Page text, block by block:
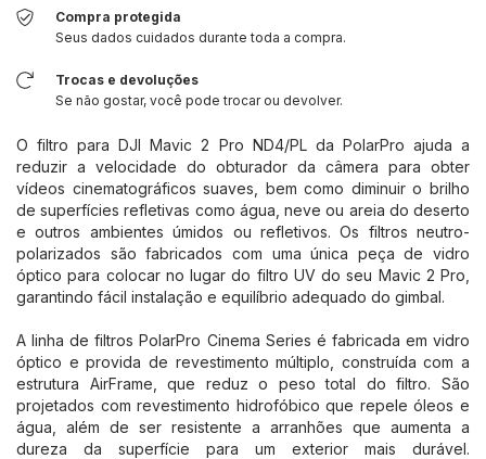
Compra protegida
Seus dados cuidados durante toda a compra.
Trocas e devoluções
Se não gostar, você pode trocar ou devolver.
O filtro para DJI Mavic 2 Pro ND4/PL da PolarPro ajuda a
reduzir a velocidade do obturador da câmera para obter
vídeos cinematográficos suaves, bem como diminuir o brilho
de superfícies refletivas como água, neve ou areia do deserto
e outros ambientes úmidos ou refletivos. Os filtros neutro-
polarizados são fabricados com uma única peça de vidro
óptico para colocar no lugar do filtro UV do seu Mavic 2 Pro,
garantindo fácil instalação e equilíbrio adequado do gimbal.
A linha de filtros PolarPro Cinema Series é fabricada em vidro
óptico e provida de revestimento múltiplo, construída com a
estrutura AirFrame, que reduz o peso total do filtro. São
projetados com revestimento hidrofóbico que repele óleos e
água, além de ser resistente a arranhões que aumenta a
dureza da superfície para um exterior mais durável.